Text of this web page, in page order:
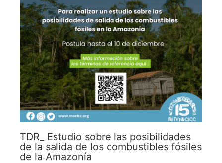
TDR_ Estudio sobre las posibilidades
de la salida de los combustibles fósiles
de la Amazonía